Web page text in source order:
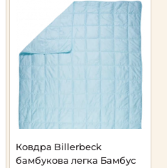
Ковдра Billerbeck
бамбукова легка Бамбус